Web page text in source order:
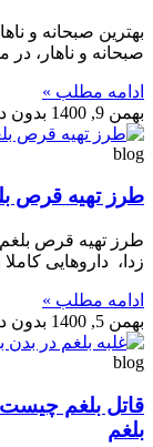
بهترین صبحانه و
صبحانه و ناهار، در
ادامه مطلب »
بهمن 9, 1400
بدون
blog
طرز تهیه قرص
طرز تهیه قرص
‌زدا، داروهایی
ادامه مطلب »
بهمن 5, 1400
بدون
blog
قاتل بلغم
بلغم